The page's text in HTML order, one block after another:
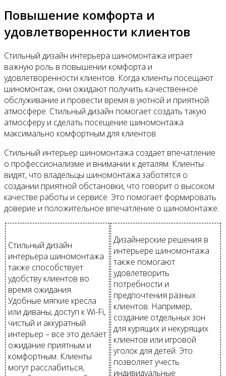
Повышение комфорта и
удовлетворенности клиентов
Стильный дизайн интерьера шиномонтажа играет
важную роль в повышении комфорта и
удовлетворенности клиентов. Когда клиенты посещают
шиномонтаж, они ожидают получить качественное
обслуживание и провести время в уютной и приятной
атмосфере. Стильный дизайн помогает создать такую
атмосферу и сделать посещение шиномонтажа
максимально комфортным для клиентов.
Стильный интерьер шиномонтажа создает впечатление
о профессионализме и внимании к деталям. Клиенты
видят, что владельцы шиномонтажа заботятся о
создании приятной обстановки, что говорит о высоком
качестве работы и сервисе. Это помогает формировать
доверие и положительное впечатление о шиномонтаже.
Стильный дизайн
интерьера шиномонтажа
также способствует
удобству клиентов во
время ожидания.
Удобные мягкие кресла
или диваны, доступ к Wi-Fi,
чистый и аккуратный
интерьер – все это делает
ожидание приятным и
комфортным. Клиенты
могут расслабиться,
Дизайнерские решения в
интерьере шиномонтажа
также помогают
удовлетворить
потребности и
предпочтения разных
клиентов. Например,
создание отдельных зон
для курящих и некурящих
клиентов или игровой
уголок для детей. Это
позволяет учесть
индивидуальные